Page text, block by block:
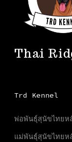
Thai
Trd Kennel
พ่อพันธุ์สุนัขไทยห
แม่พันธุ์สุนัขไทยห